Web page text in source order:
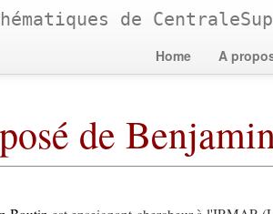
de
Home A
de